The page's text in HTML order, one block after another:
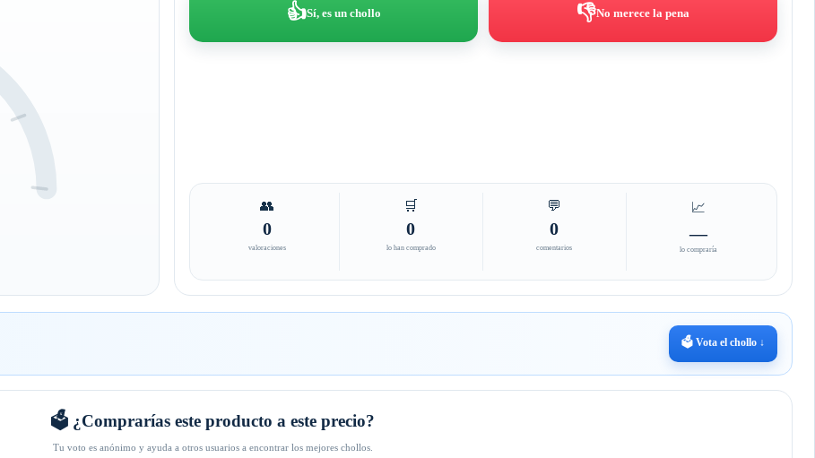
👍Sí, es un chollo 👎No merece la pena
👥
0
valoraciones
🛒
0
lo han comprado
💬
0
comentarios
📈
—
lo compraría
🗳️ Vota el chollo ↓
🗳️ ¿Comprarías este producto a este precio?
Tu voto es anónimo y ayuda a otros usuarios a encontrar los mejores chollos.